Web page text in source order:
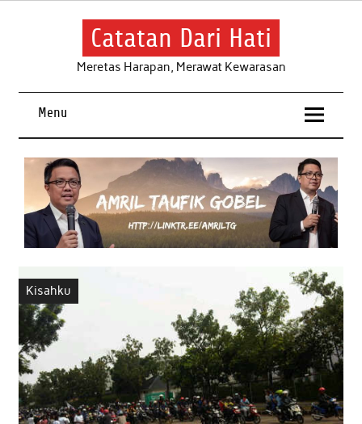
Skip
Catatan Dari Hati
Meretas Harapan, Merawat Kewarasan
Menu
Kisahku